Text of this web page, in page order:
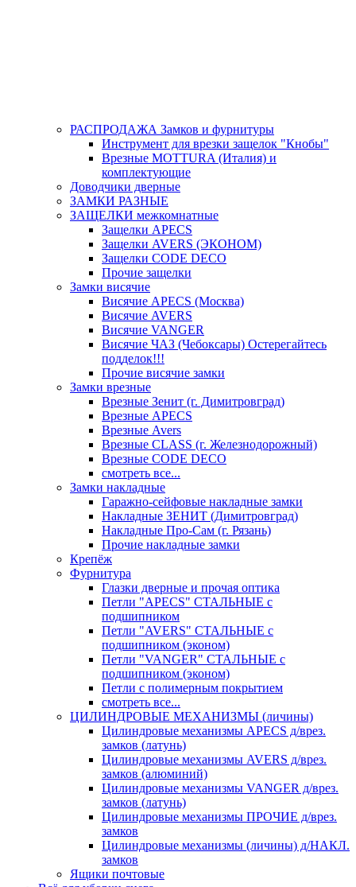
РАСПРОДАЖА Замков и фурнитуры
Инструмент для врезки защелок "Кнобы"
Врезные MOTTURA (Италия) и
комплектующие
Доводчики дверные
ЗАМКИ РАЗНЫЕ
ЗАЩЕЛКИ межкомнатные
Защелки APECS
Защелки AVERS (ЭКОНОМ)
Защелки CODE DECO
Прочие защелки
Замки висячие
Висячие APECS (Москва)
Висячие AVERS
Висячие VANGER
Висячие ЧАЗ (Чебоксары) Остерегайтесь
подделок!!!
Прочие висячие замки
Замки врезные
Врезные Зенит (г. Димитровград)
Врезные APECS
Врезные Avers
Врезные CLASS (г. Железнодорожный)
Врезные CODE DECO
смотреть все...
Замки накладные
Гаражно-сейфовые накладные замки
Накладные ЗЕНИТ (Димитровград)
Накладные Про-Сам (г. Рязань)
Прочие накладные замки
Крепёж
Фурнитура
Глазки дверные и прочая оптика
Петли "APECS" СТАЛЬНЫЕ с
подшипником
Петли "AVERS" СТАЛЬНЫЕ с
подшипником (эконом)
Петли "VANGER" СТАЛЬНЫЕ с
подшипником (эконом)
Петли с полимерным покрытием
смотреть все...
ЦИЛИНДРОВЫЕ МЕХАНИЗМЫ (личины)
Цилиндровые механизмы APECS д/врез.
замков (латунь)
Цилиндровые механизмы AVERS д/врез.
замков (алюминий)
Цилиндровые механизмы VANGER д/врез.
замков (латунь)
Цилиндровые механизмы ПРОЧИЕ д/врез.
замков
Цилиндровые механизмы (личины) д/НАКЛ.
замков
Ящики почтовые